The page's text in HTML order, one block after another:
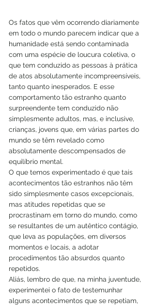
Os fatos que vêm ocorrendo diariamente
em todo o mundo parecem indicar que a
humanidade está sendo contaminada
com uma espécie de loucura coletiva, o
que tem conduzido as pessoas à prática
de atos absolutamente incompreensíveis,
tanto quanto inesperados. E esse
comportamento tão estranho quanto
surpreendente tem conduzido não
simplesmente adultos, mas, e inclusive,
crianças, jovens que, em várias partes do
mundo se têm revelado como
absolutamente descompensados de
equilíbrio mental.
O que temos experimentado é que tais
acontecimentos tão estranhos não têm
sido simplesmente casos excepcionais,
mas atitudes repetidas que se
procrastinam em torno do mundo, como
se resultantes de um autêntico contágio,
que leva as populações, em diversos
momentos e locais, a adotar
procedimentos tão absurdos quanto
repetidos.
Aliás, lembro de que, na minha juventude,
experimentei o fato de testemunhar
alguns acontecimentos que se repetiam,